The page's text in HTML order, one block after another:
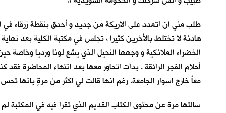
طلب مني ان اتمدد على الاريكة من جديد و أحدق بنقطة زرقاء
هادئة لا تختلط بالأخرين كثيرا ، تجلس في مكتبة الكلية بعد
الخضراء الملائكية و وجهها النحيل الذي يشع لونا ورديا
أحلام الفجر الرائقة . بدأت اتحاور معها بعد انتهاء المحاضرة
معاً خارج اسوار الجامعة. رغم انها قالت لي اكثر من مرةٍ بانها
سالتها مرة عن محتوى الكتاب القديم الذي تقرا فيه في